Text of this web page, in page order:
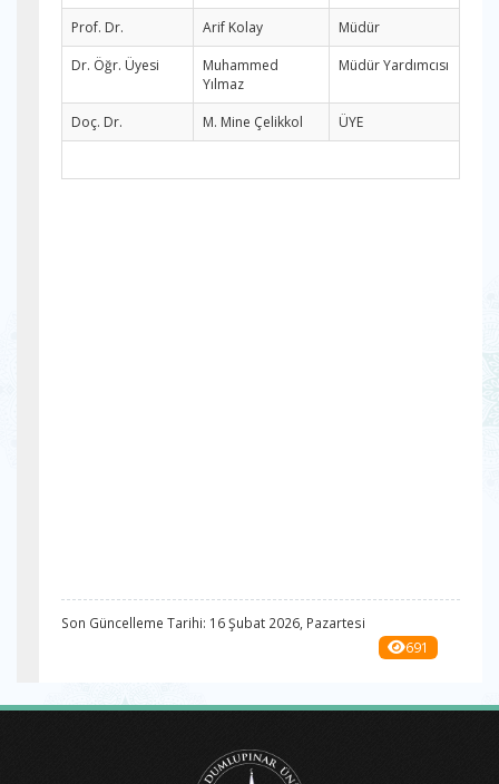
Prof. Dr.
Arif Kolay
Müdür
Dr. Öğr. Üyesi
Muhammed
Yılmaz
Müdür Yardımcısı
Doç. Dr. M. Mine Çelikkol ÜYE
Son Güncelleme Tarihi: 16 Şubat 2026, Pazartesi
691